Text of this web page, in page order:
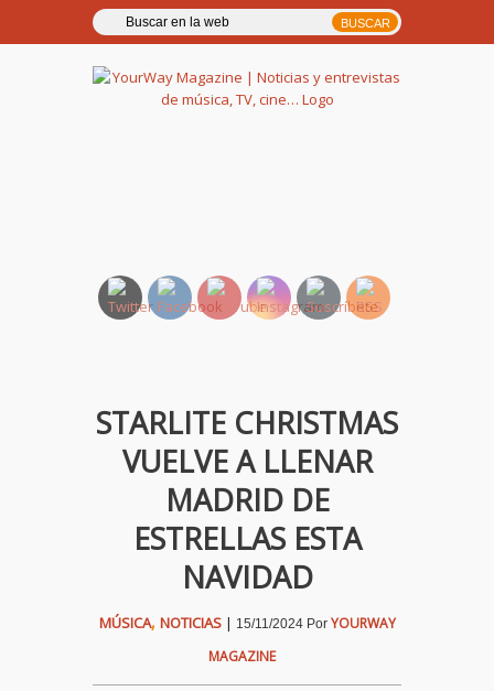
STARLITE CHRISTMAS
VUELVE A LLENAR
MADRID DE
ESTRELLAS ESTA
NAVIDAD
MÚSICA, NOTICIAS| 15/11/2024 Por YOURWAY
MAGAZINE